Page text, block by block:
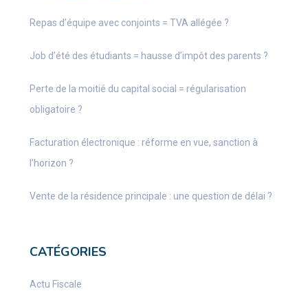
Repas d’équipe avec conjoints = TVA allégée ?
Job d’été des étudiants = hausse d’impôt des parents ?
Perte de la moitié du capital social = régularisation
obligatoire ?
Facturation électronique : réforme en vue, sanction à
l’horizon ?
Vente de la résidence principale : une question de délai ?
CATÉGORIES
Actu Fiscale